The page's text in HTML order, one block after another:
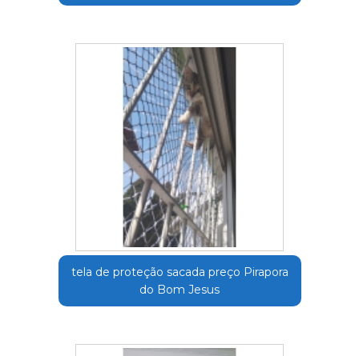
tela de proteção sacada preço Pirapora
do Bom Jesus